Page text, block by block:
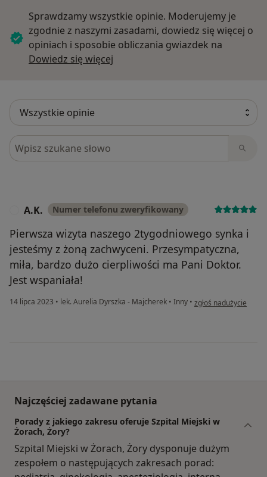
Sprawdzamy wszystkie opinie. Moderujemy je
zgodnie z naszymi zasadami, dowiedz się więcej o
opiniach i sposobie obliczania gwiazdek na
Dowiedz się więcej
Szukaj w opiniach
A.K. Numer telefonu zweryfikowany
Pierwsza wizyta naszego 2tygodniowego synka i
jesteśmy z żoną zachwyceni. Przesympatyczna,
miła, bardzo dużo cierpliwości ma Pani Doktor.
Jest wspaniała!
14 lipca 2023 • lek. Aurelia Dyrszka - Majcherek • Inny • w opinii użytkownika
zgłoś nadużycie
Najczęściej zadawane pytania
Porady z jakiego zakresu oferuje Szpital Miejski w
Żorach, Żory?
Szpital Miejski w Żorach, Żory dysponuje dużym
zespołem o następujących zakresach porad: